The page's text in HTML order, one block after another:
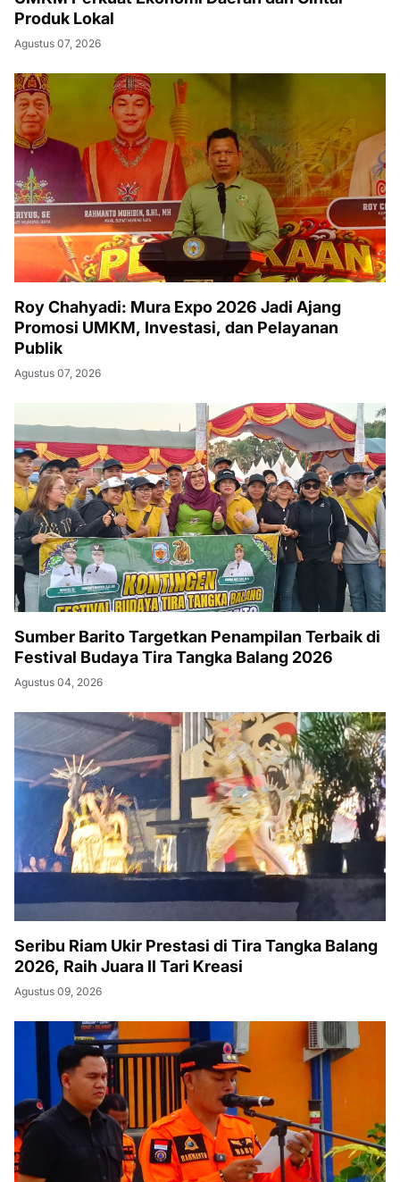
Produk Lokal
Agustus 07, 2026
Roy Chahyadi: Mura Expo 2026 Jadi Ajang
Promosi UMKM, Investasi, dan Pelayanan
Publik
Agustus 07, 2026
Sumber Barito Targetkan Penampilan Terbaik di
Festival Budaya Tira Tangka Balang 2026
Agustus 04, 2026
Seribu Riam Ukir Prestasi di Tira Tangka Balang
2026, Raih Juara II Tari Kreasi
Agustus 09, 2026